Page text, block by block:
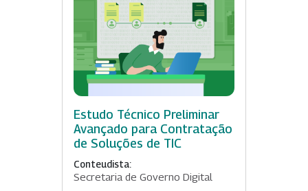
Estudo Técnico Preliminar
Avançado para Contratação
de Soluções de TIC
Conteudista:
Secretaria de Governo Digital